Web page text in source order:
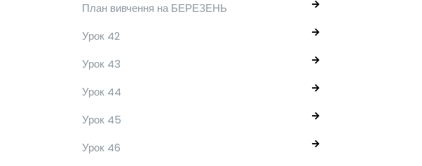
План вивчення на БЕРЕЗЕНЬ
Урок 42
Урок 43
Урок 44
Урок 45
Урок 46